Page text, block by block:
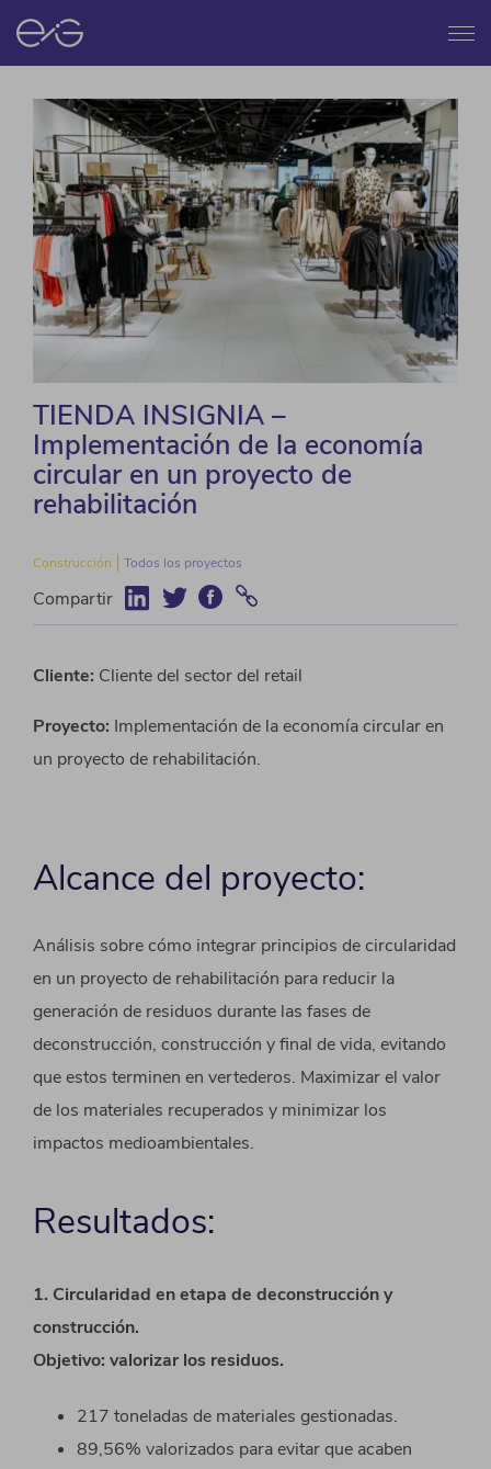
Menú
TIENDA INSIGNIA –
Implementación de la economía
circular en un proyecto de
rehabilitación
Construcción Todos los proyectos
Compartir
Cliente: Cliente del sector del retail
Proyecto: Implementación de la economía circular en
un proyecto de rehabilitación.
Alcance del proyecto:
Análisis sobre cómo integrar principios de circularidad
en un proyecto de rehabilitación para reducir la
generación de residuos durante las fases de
deconstrucción, construcción y final de vida, evitando
que estos terminen en vertederos. Maximizar el valor
de los materiales recuperados y minimizar los
impactos medioambientales.
Resultados:
1. Circularidad en etapa de deconstrucción y
construcción.
Objetivo: valorizar los residuos.
217 toneladas de materiales gestionadas.
89,56% valorizados para evitar que acaben